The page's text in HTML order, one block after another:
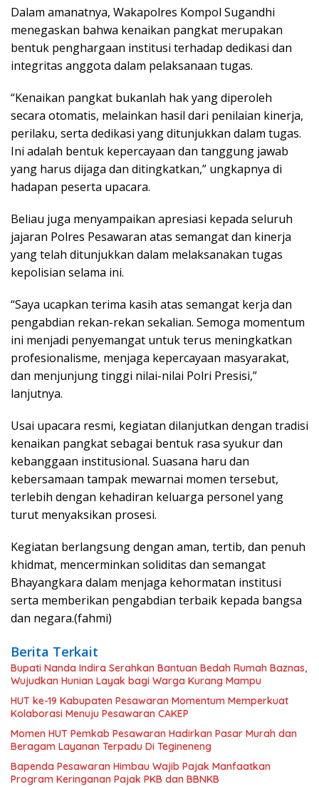
Dalam amanatnya, Wakapolres Kompol Sugandhi
menegaskan bahwa kenaikan pangkat merupakan
bentuk penghargaan institusi terhadap dedikasi dan
integritas anggota dalam pelaksanaan tugas.
“Kenaikan pangkat bukanlah hak yang diperoleh
secara otomatis, melainkan hasil dari penilaian kinerja,
perilaku, serta dedikasi yang ditunjukkan dalam tugas.
Ini adalah bentuk kepercayaan dan tanggung jawab
yang harus dijaga dan ditingkatkan,” ungkapnya di
hadapan peserta upacara.
Beliau juga menyampaikan apresiasi kepada seluruh
jajaran Polres Pesawaran atas semangat dan kinerja
yang telah ditunjukkan dalam melaksanakan tugas
kepolisian selama ini.
“Saya ucapkan terima kasih atas semangat kerja dan
pengabdian rekan-rekan sekalian. Semoga momentum
ini menjadi penyemangat untuk terus meningkatkan
profesionalisme, menjaga kepercayaan masyarakat,
dan menjunjung tinggi nilai-nilai Polri Presisi,”
lanjutnya.
Usai upacara resmi, kegiatan dilanjutkan dengan tradisi
kenaikan pangkat sebagai bentuk rasa syukur dan
kebanggaan institusional. Suasana haru dan
kebersamaan tampak mewarnai momen tersebut,
terlebih dengan kehadiran keluarga personel yang
turut menyaksikan prosesi.
Kegiatan berlangsung dengan aman, tertib, dan penuh
khidmat, mencerminkan soliditas dan semangat
Bhayangkara dalam menjaga kehormatan institusi
serta memberikan pengabdian terbaik kepada bangsa
dan negara.(fahmi)
Berita Terkait
Bupati Nanda Indira Serahkan Bantuan Bedah Rumah Baznas,
Wujudkan Hunian Layak bagi Warga Kurang Mampu
HUT ke-19 Kabupaten Pesawaran Momentum Memperkuat
Kolaborasi Menuju Pesawaran CAKEP
Momen HUT Pemkab Pesawaran Hadirkan Pasar Murah dan
Beragam Layanan Terpadu Di Tegineneng
Bapenda Pesawaran Himbau Wajib Pajak Manfaatkan
Program Keringanan Pajak PKB dan BBNKB